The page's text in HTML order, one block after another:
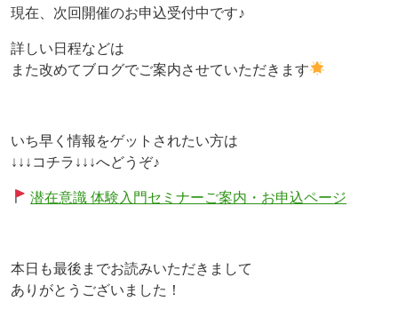
現在、次回開催のお申込受付中です♪
詳しい日程などは
また改めてブログでご案内させていただきます
いち早く情報をゲットされたい方は
↓↓↓コチラ↓↓↓へどうぞ♪
潜在意識 体験入門セミナーご案内・お申込ページ
本日も最後までお読みいただきまして
ありがとうございました！